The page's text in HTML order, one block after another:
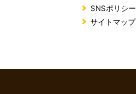
SNSポリシー
サイトマップ